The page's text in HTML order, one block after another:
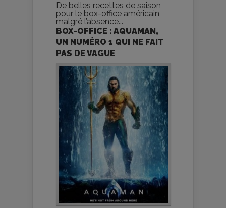
De belles recettes de saison
pour le box-office américain,
malgré l’absence...
BOX-OFFICE : AQUAMAN,
UN NUMÉRO 1 QUI NE FAIT
PAS DE VAGUE